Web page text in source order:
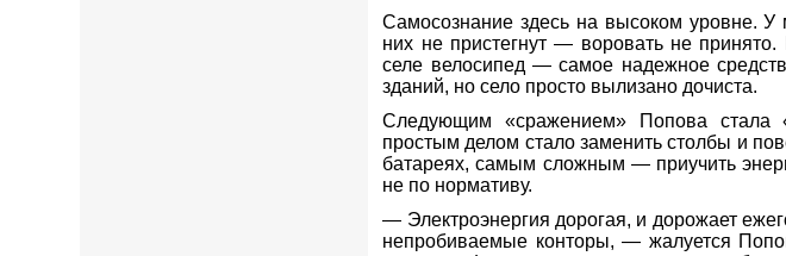
Самосознание здесь на высоком уровне. У
них не пристегнут — воровать не
селе велосипед — самое надежное
зданий, но село просто вылизано дочиста.
Следующим «сражением» Попова стала
простым делом стало заменить столбы и
батареях, самым сложным — приучить
не по нормативу.
— Электроэнергия дорогая, и дорожает
непробиваемые конторы, — жалуется